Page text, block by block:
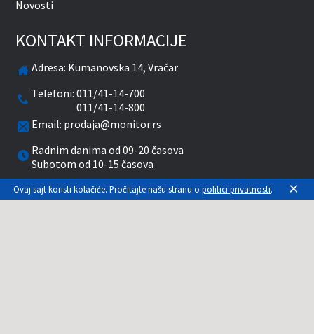
Novosti
KONTAKT INFORMACIJE
Adresa: Kumanovska 14, Vračar
Telefoni:011/41-14-700
011/41-14-800
Email: prodaja@monitor.rs
Radnim danima od 09-20 časova
Subotom od 10-15 časova
facebooktwitterpinterestinstagram
youtube
Ovaj sajt koristi kolačiće. Pročitajte našu stranu o politici privatnosti. ×